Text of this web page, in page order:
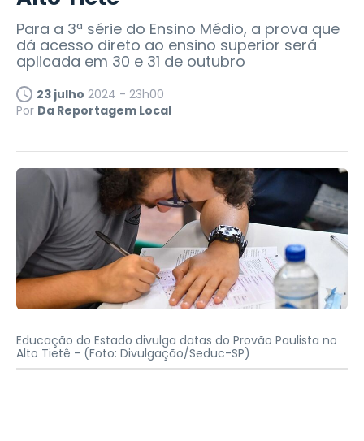
Para a 3ª série do Ensino Médio, a prova que
dá acesso direto ao ensino superior será
aplicada em 30 e 31 de outubro
23 julho 2024 - 23h00
Por Da Reportagem Local
Educação do Estado divulga datas do Provão Paulista no
Alto Tietê - (Foto: Divulgação/Seduc-SP)